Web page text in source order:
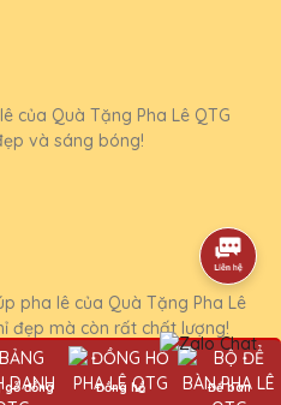
của Quà Tặng Pha Lê QTG
và sáng bóng!
pha lê của Quà Tặng Pha Lê
đẹp mà còn rất chất lượng!
gỗ đồng Đồng hồ Để bàn